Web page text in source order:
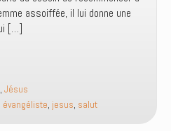
assoiffée, il lui donne une
[…]
, Jésus
évangéliste, jesus, salut